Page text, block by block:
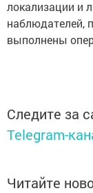
локализации и
наблюдателей,
выполнены
Следите за
Telegram-
Читайте